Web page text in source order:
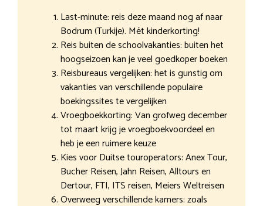
Last-minute: reis deze maand nog af naar
Bodrum (Turkije). Mét kinderkorting!
Reis buiten de schoolvakanties: buiten het
hoogseizoen kan je veel goedkoper boeken
Reisbureaus vergelijken: het is gunstig om
vakanties van verschillende populaire
boekingssites te vergelijken
Vroegboekkorting: Van grofweg december
tot maart krijg je vroegboekvoordeel en
heb je een ruimere keuze
Kies voor Duitse touroperators: Anex Tour,
Bucher Reisen, Jahn Reisen, Alltours en
Dertour, FTI, ITS reisen, Meiers Weltreisen
Overweeg verschillende kamers: zoals